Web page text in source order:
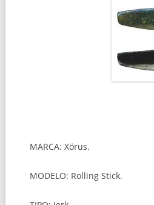
MARCA: Xörus.
MODELO: Rolling Stick.